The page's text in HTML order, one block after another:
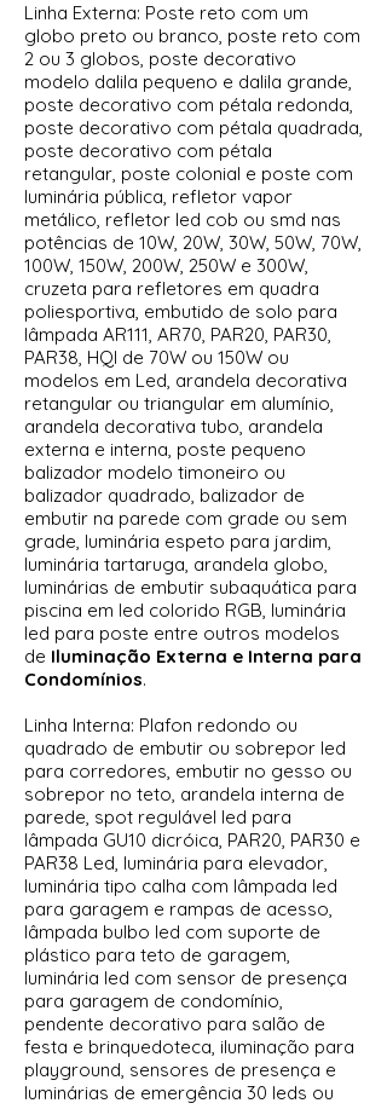
Linha Externa: Poste reto com um
globo preto ou branco, poste reto com
2 ou 3 globos, poste decorativo
modelo dalila pequeno e dalila grande,
poste decorativo com pétala redonda,
poste decorativo com pétala quadrada,
poste decorativo com pétala
retangular, poste colonial e poste com
luminária pública, refletor vapor
metálico, refletor led cob ou smd nas
potências de 10W, 20W, 30W, 50W, 70W,
100W, 150W, 200W, 250W e 300W,
cruzeta para refletores em quadra
poliesportiva, embutido de solo para
lâmpada AR111, AR70, PAR20, PAR30,
PAR38, HQI de 70W ou 150W ou
modelos em Led, arandela decorativa
retangular ou triangular em alumínio,
arandela decorativa tubo, arandela
externa e interna, poste pequeno
balizador modelo timoneiro ou
balizador quadrado, balizador de
embutir na parede com grade ou sem
grade, luminária espeto para jardim,
luminária tartaruga, arandela globo,
luminárias de embutir subaquática para
piscina em led colorido RGB, luminária
led para poste entre outros modelos
de Iluminação Externa e Interna para
Condomínios.
Linha Interna: Plafon redondo ou
quadrado de embutir ou sobrepor led
para corredores, embutir no gesso ou
sobrepor no teto, arandela interna de
parede, spot regulável led para
lâmpada GU10 dicróica, PAR20, PAR30 e
PAR38 Led, luminária para elevador,
luminária tipo calha com lâmpada led
para garagem e rampas de acesso,
lâmpada bulbo led com suporte de
plástico para teto de garagem,
luminária led com sensor de presença
para garagem de condomínio,
pendente decorativo para salão de
festa e brinquedoteca, iluminação para
playground, sensores de presença e
luminárias de emergência 30 leds ou